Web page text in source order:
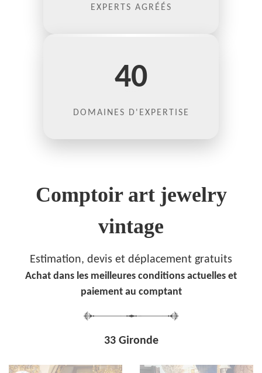
EXPERTS AGRÉÉS
40
DOMAINES D'EXPERTISE
Comptoir art jewelry
vintage
Estimation, devis et déplacement gratuits
Achat dans les meilleures conditions actuelles et
paiement au comptant
33 Gironde